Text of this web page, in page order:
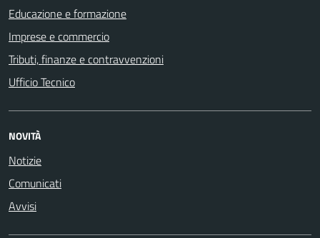
Educazione e formazione
Imprese e commercio
Tributi, finanze e contravvenzioni
Ufficio Tecnico
NOVITÀ
Notizie
Comunicati
Avvisi